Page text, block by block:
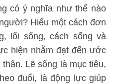
có ý nghĩa như thế nào
Hiểu một cách đơn
lối sống, cách sống và
hiện nhằm đạt đến ước
Lẽ sống là mục tiêu,
đuổi, là động lực giúp